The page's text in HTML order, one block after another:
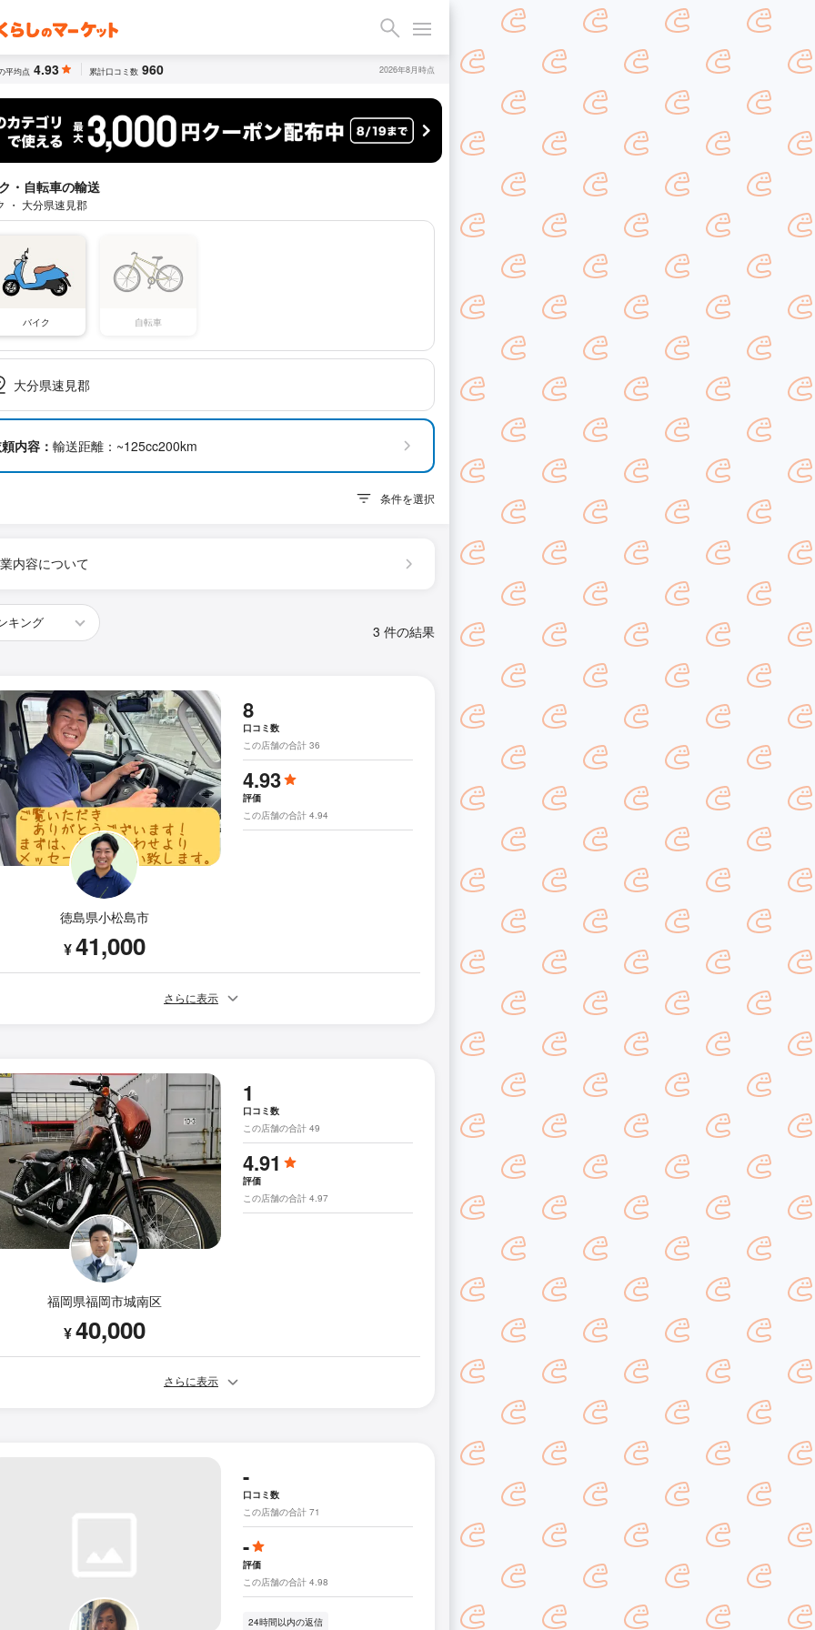
平均点 4.93 累計口コミ数 960 2026年8月時点
・自転車の輸送
・ 大分県速見郡
バイク 自転車
大分県速見郡
内容： 輸送距離：~125cc200km
条件を選択
内容について
3 件の結果
徳島県小松島市
¥41,000
8
口コミ数
この店舗の合計 36
4.93
評価
この店舗の合計 4.94
さらに表示
福岡県福岡市城南区
¥40,000
1
口コミ数
この店舗の合計 49
4.91
評価
この店舗の合計 4.97
さらに表示
-
口コミ数
この店舗の合計 71
-
評価
この店舗の合計 4.98
24時間以内の返信